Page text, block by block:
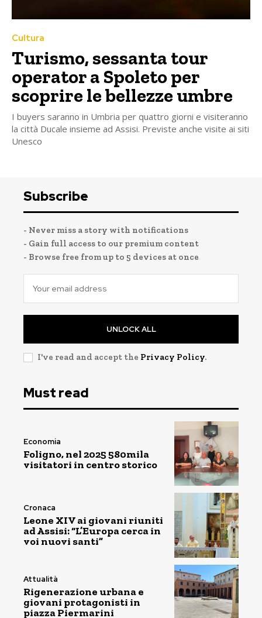
Cultura
Turismo, sessanta tour
operator a Spoleto per
scoprire le bellezze umbre
I buyers saranno in Umbria per quattro giorni e visiteranno
la città Ducale insieme ad Assisi. Previste anche visite ai siti
Unesco
Subscribe
- Never miss a story with notifications
- Gain full access to our premium content
- Browse free from up to 5 devices at once
UNLOCK ALL
I've read and accept the Privacy Policy.
Must read
Economia
Foligno, nel 2025 580mila
visitatori in centro storico
Cronaca
Leone XIV ai giovani riuniti
ad Assisi: “L’Europa cerca in
voi nuovi santi”
Attualità
Rigenerazione urbana e
giovani protagonisti in
piazza Piermarini